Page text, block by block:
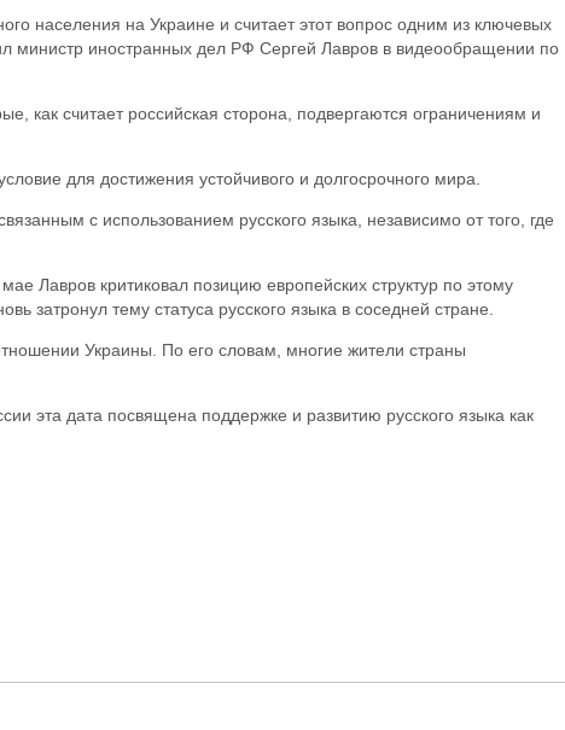
населения на Украине и считает этот вопрос одним из ключевых
министр иностранных дел РФ Сергей Лавров в видеообращении по
как считает российская сторона, подвергаются ограничениям и
для достижения устойчивого и долгосрочного мира.
с использованием русского языка, независимо от того, где
Лавров критиковал позицию европейских структур по этому
затронул тему статуса русского языка в соседней стране.
Украины. По его словам, многие жители страны
эта дата посвящена поддержке и развитию русского языка как